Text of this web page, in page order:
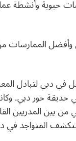
حيوية وأنشطة
الممارسات
في دبي لتبادل
حديقة خور دبي.
بين المدربين
المتواجد في